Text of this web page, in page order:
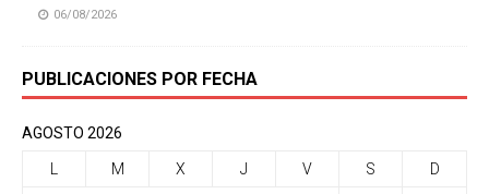
06/08/2026
PUBLICACIONES POR FECHA
AGOSTO 2026
M X J V S D